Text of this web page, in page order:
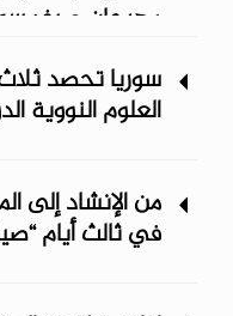
مهرجان صيف
سوريا تحصد
العلوم النووية
من الإنشاد إلى
في ثالث أيام